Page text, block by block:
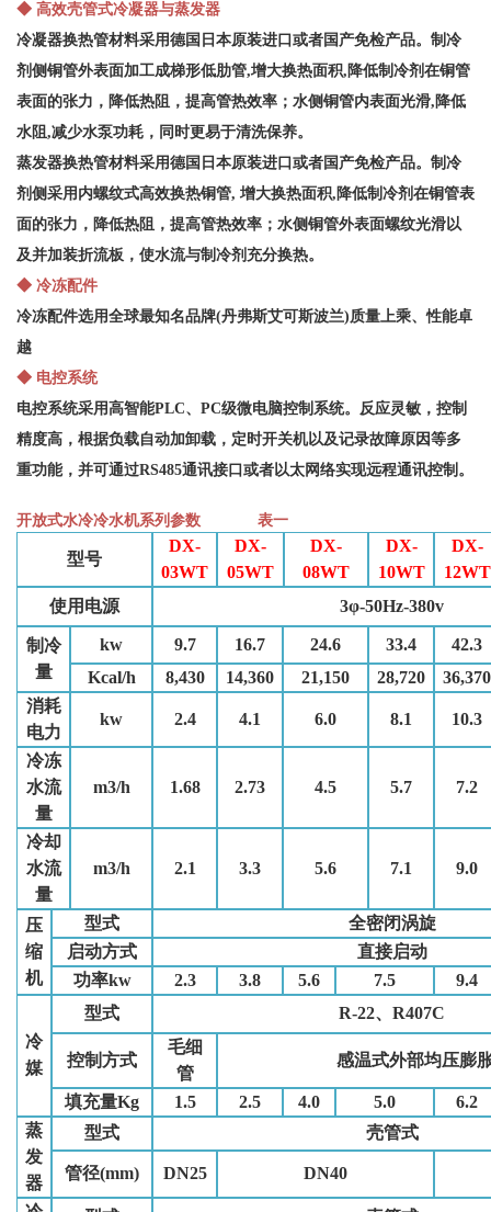
◆ 高效壳管式冷凝器与蒸发器
冷凝器换热管材料采用德国日本原装进口或者国产免检产品。制冷
剂侧铜管外表面加工成梯形低肋管,增大换热面积,降低制冷剂在铜管
表面的张力，降低热阻，提高管热效率；水侧铜管内表面光滑,降低
水阻,减少水泵功耗，同时更易于清洗保养。
蒸发器换热管材料采用德国日本原装进口或者国产免检产品。制冷
剂侧采用内螺纹式高效换热铜管, 增大换热面积,降低制冷剂在铜管表
面的张力，降低热阻，提高管热效率；水侧铜管外表面螺纹光滑以
及并加装折流板，使水流与制冷剂充分换热。
◆ 冷冻配件
冷冻配件选用全球最知名品牌(丹弗斯艾可斯波兰)质量上乘、性能卓
越
◆ 电控系统
电控系统采用高智能PLC、PC级微电脑控制系统。反应灵敏，控制
精度高，根据负载自动加卸载，定时开关机以及记录故障原因等多
重功能，并可通过RS485通讯接口或者以太网络实现远程通讯控制。
开放式水冷冷水机系列参数 表一
型号
DX-
03WT
DX-
05WT
DX-
08WT
DX-
10WT
DX-
12WT
使用电源
3φ-50Hz-380v
制冷
量
kw 9.7 16.7 24.6 33.4
42.3
Kcal/h
8,430 14,360 21,150 28,720
36,370
消耗
电力
kw 2.4 4.1 6.0 8.1 10.3
冷冻
水流
量
m3/h 1.68 2.73 4.5 5.7 7.2
冷却
水流
量
m3/h 2.1 3.3 5.6 7.1 9.0
压
缩
机
型式
全密闭涡旋
启动方式
直接启动
功率kw
2.3 3.8 5.6 7.5 9.4
冷
媒
型式 R-22、R407C
控制方式
毛细
管
感温式外部均压膨
填充量Kg 1.5 2.5 4.0 5.0
6.2
蒸
发
器
型式 壳管式
管径(mm) DN25 DN40